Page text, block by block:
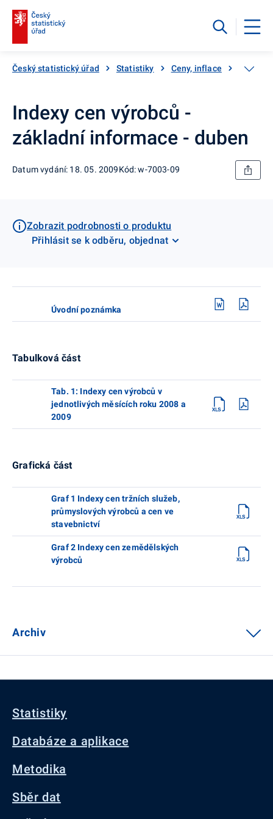
Český statistický úřad Statistiky Ceny, inflace Ceny
Indexy cen výrobců -
základní informace - duben
Datum vydání: 18. 05. 2009Kód: w-7003-09
Zobrazit podrobnosti o produktu
Přihlásit se k odběru, objednat
Úvodní poznámka
Tabulková část
Tab. 1: Indexy cen výrobců v
jednotlivých měsících roku 2008 a
2009
Grafická část
Graf 1 Indexy cen tržních služeb,
průmyslových výrobců a cen ve
stavebnictví
Graf 2 Indexy cen zemědělských
výrobců
Archiv
Statistiky
Databáze a aplikace
Metodika
Sběr dat